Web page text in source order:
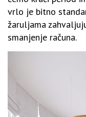
vrlo je bitno
žaruljama
smanjenje računa.